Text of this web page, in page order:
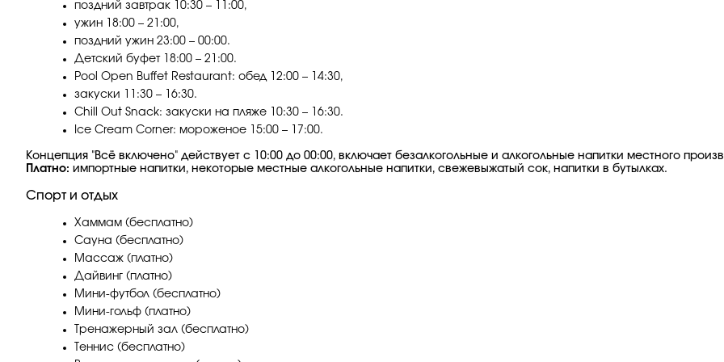
поздний завтрак 10:30 – 11:00,
ужин 18:00 – 21:00,
поздний ужин 23:00 – 00:00.
Детский буфет 18:00 – 21:00.
Pool Open Buffet Restaurant: обед 12:00 – 14:30,
закуски 11:30 – 16:30.
Chill Out Snack: закуски на пляже 10:30 – 16:30.
Ice Cream Corner: мороженое 15:00 – 17:00.
Концепция "Всё включено" действует с 10:00 до 00:00, включает безалкогольные и алкогольные напитки местного
Платно: импортные напитки, некоторые местные алкогольные напитки, свежевыжатый сок, напитки в бутылках.
Спорт и отдых
Хаммам (бесплатно)
Сауна (бесплатно)
Массаж (платно)
Дайвинг (платно)
Мини-футбол (бесплатно)
Мини-гольф (платно)
Тренажерный зал (бесплатно)
Теннис (бесплатно)